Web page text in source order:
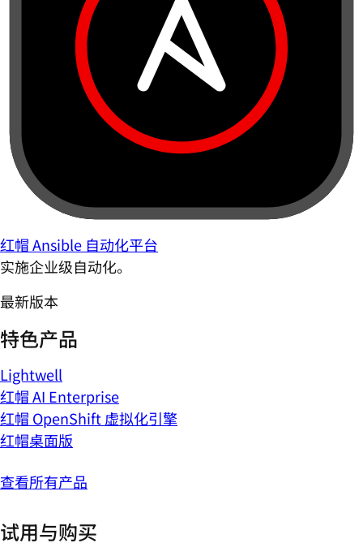
红帽 Ansible 自动化平台
实施企业级自动化。
最新版本
特色产品
Lightwell
红帽 AI Enterprise
红帽 OpenShift 虚拟化引擎
红帽桌面版
查看所有产品
试用与购买